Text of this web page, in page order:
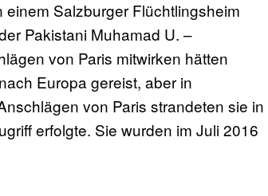
Salzburger Flüchtlingsheim
Pakistani Muhamad U. –
von Paris mitwirken hätten
Europa gereist, aber in
von Paris strandeten sie in
erfolgte. Sie wurden im Juli 2016